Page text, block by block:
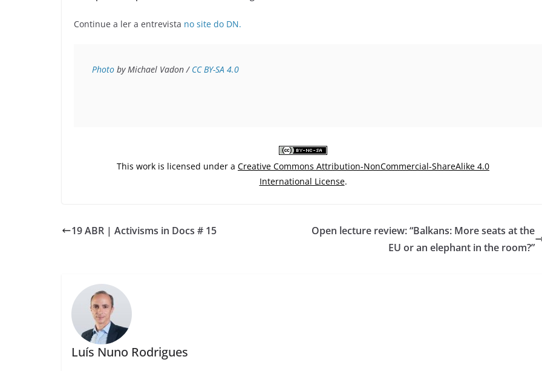
Continue a ler a entrevista no site do DN.
Photo by Michael Vadon / CC BY-SA 4.0
This work is licensed under a Creative Commons Attribution-NonCommercial-ShareAlike 4.0
International License.
19 ABR | Activisms in Docs # 15
Open lecture review: “Balkans: More seats at the
EU or an elephant in the room?”
Luís Nuno Rodrigues